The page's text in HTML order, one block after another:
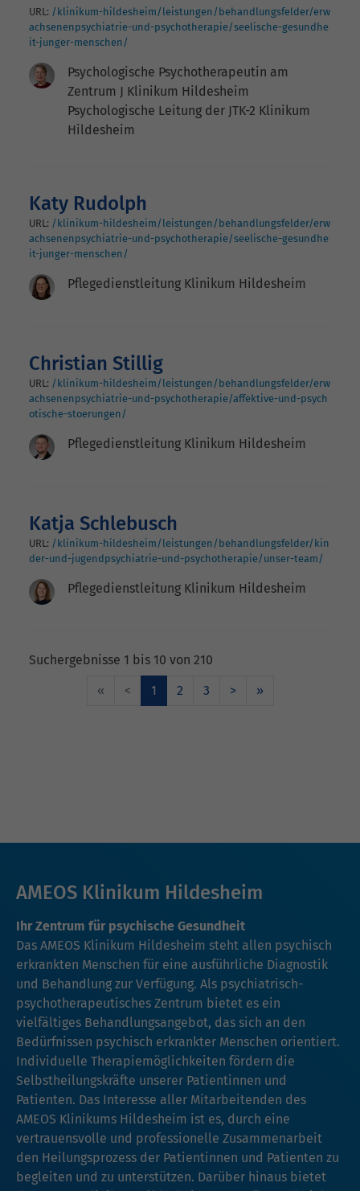
URL: /klinikum-hildesheim/leistungen/behandlungsfelder/erw
achsenenpsychiatrie-und-psychotherapie/seelische-gesundhe
it-junger-menschen/
Psychologische Psychotherapeutin am
Zentrum J Klinikum Hildesheim
Psychologische Leitung der JTK-2 Klinikum
Hildesheim
Katy Rudolph
URL: /klinikum-hildesheim/leistungen/behandlungsfelder/erw
achsenenpsychiatrie-und-psychotherapie/seelische-gesundhe
it-junger-menschen/
Pflegedienstleitung Klinikum Hildesheim
Christian Stillig
URL: /klinikum-hildesheim/leistungen/behandlungsfelder/erw
achsenenpsychiatrie-und-psychotherapie/affektive-und-psych
otische-stoerungen/
Pflegedienstleitung Klinikum Hildesheim
Katja Schlebusch
URL: /klinikum-hildesheim/leistungen/behandlungsfelder/kin
der-und-jugendpsychiatrie-und-psychotherapie/unser-team/
Pflegedienstleitung Klinikum Hildesheim
Suchergebnisse 1 bis 10 von 210
«
< 1 2 3 > »
AMEOS Klinikum Hildesheim
Ihr Zentrum für psychische Gesundheit
Das AMEOS Klinikum Hildesheim steht allen psychisch
erkrankten Menschen für eine ausführliche Diagnostik
und Behandlung zur Verfügung. Als psychiatrisch-
psychotherapeutisches Zentrum bietet es ein
vielfältiges Behandlungsangebot, das sich an den
Bedürfnissen psychisch erkrankter Menschen orientiert.
Individuelle Therapiemöglichkeiten fördern die
Selbstheilungskräfte unserer Patientinnen und
Patienten. Das Interesse aller Mitarbeitenden des
AMEOS Klinikums Hildesheim ist es, durch eine
vertrauensvolle und professionelle Zusammenarbeit
den Heilungsprozess der Patientinnen und Patienten zu
begleiten und zu unterstützen. Darüber hinaus bietet